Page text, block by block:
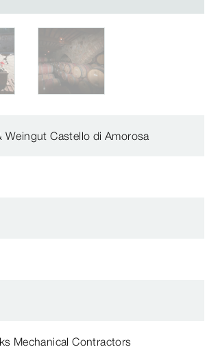
Weingut Castello di Amorosa
Mechanical Contractors